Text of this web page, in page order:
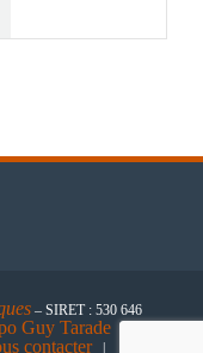
– SIRET : 530 646
Guy Tarade
contacter|